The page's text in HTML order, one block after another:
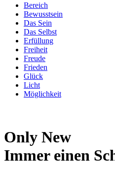
Bereich
Bewusstsein
Das Sein
Das Selbst
Erfüllung
Freiheit
Freude
Frieden
Glück
Licht
Möglichkeit
Only New
Immer einen